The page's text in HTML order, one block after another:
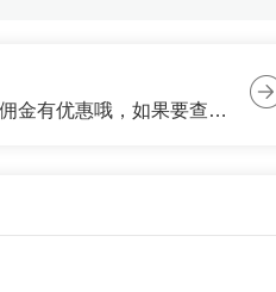
要求了，哪里不懂再问我。
现在新开一个多好，佣金有优惠哦，如果要查自己开户的建议咨询一下营业部